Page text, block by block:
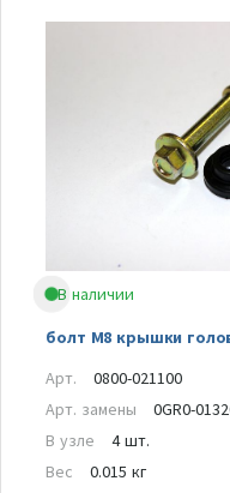
В наличии
болт М8 крышки
Арт.
0800-021100
Арт. замены
0GR0-
В узле
4 шт.
Вес
0.015 кг